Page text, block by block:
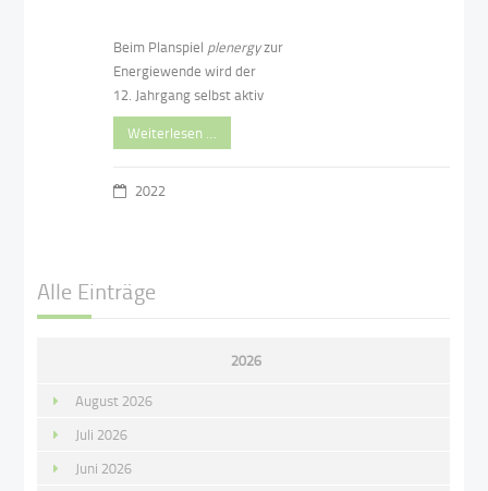
Beim Planspiel plenergyzur
Energiewende wird der
12. Jahrgang selbst aktiv
Weiterlesen …
2022
Alle Einträge
2026
August 2026
Juli 2026
Juni 2026